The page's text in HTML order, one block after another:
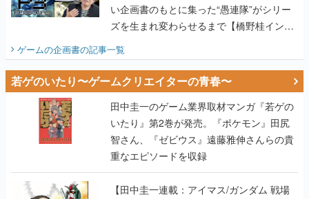
い企画書のもとに集った“愚連隊”がシリー
ズを生まれ変わらせるまで【橋野桂インタ
ゲームの企画書の記事一覧
若ゲのいたり〜ゲームクリエイターの青春〜
田中圭一のゲーム業界取材マンガ『若ゲの
いたり』第2巻が発売。『ポケモン』田尻
智さん、『ゼビウス』遠藤雅伸さんらの貴
重なエピソードを収録
【田中圭一連載：アイマス/ガンダム 戦場